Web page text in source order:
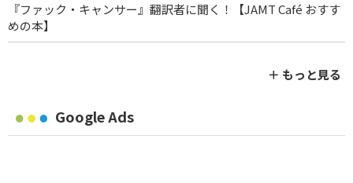
『ファック・キャンサー』翻訳者に聞く！【JAMT Café おすす
めの本】
＋ もっと見る
Google Ads